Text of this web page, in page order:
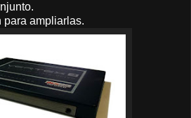
para ampliarlas.